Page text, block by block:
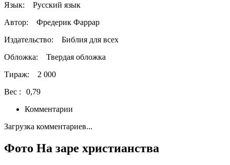
Язык: Русский язык
Автор:
Фредерик Фаррар
Издательство:
Библия для всех
Обложка: Твердая обложка
Тираж: 2 000
Вес :
0,79
Комментарии
Загрузка комментариев...
Фото На заре христианства